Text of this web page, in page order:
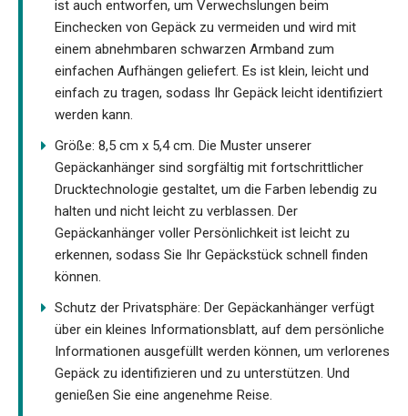
ist auch entworfen, um Verwechslungen beim
Einchecken von Gepäck zu vermeiden und wird mit
einem abnehmbaren schwarzen Armband zum
einfachen Aufhängen geliefert. Es ist klein, leicht und
einfach zu tragen, sodass Ihr Gepäck leicht identifiziert
werden kann.
Größe: 8,5 cm x 5,4 cm. Die Muster unserer
Gepäckanhänger sind sorgfältig mit fortschrittlicher
Drucktechnologie gestaltet, um die Farben lebendig zu
halten und nicht leicht zu verblassen. Der
Gepäckanhänger voller Persönlichkeit ist leicht zu
erkennen, sodass Sie Ihr Gepäckstück schnell finden
können.
Schutz der Privatsphäre: Der Gepäckanhänger verfügt
über ein kleines Informationsblatt, auf dem persönliche
Informationen ausgefüllt werden können, um verlorenes
Gepäck zu identifizieren und zu unterstützen. Und
genießen Sie eine angenehme Reise.